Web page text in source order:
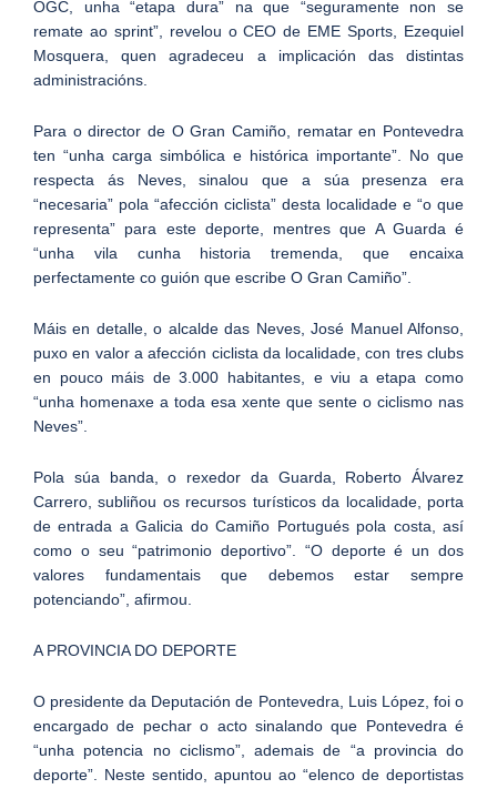
OGC, unha “etapa dura” na que “seguramente non se
remate ao sprint”, revelou o CEO de EME Sports, Ezequiel
Mosquera, quen agradeceu a implicación das distintas
administracións.
Para o director de O Gran Camiño, rematar en Pontevedra
ten “unha carga simbólica e histórica importante”. No que
respecta ás Neves, sinalou que a súa presenza era
“necesaria” pola “afección ciclista” desta localidade e “o que
representa” para este deporte, mentres que A Guarda é
“unha vila cunha historia tremenda, que encaixa
perfectamente co guión que escribe O Gran Camiño”.
Máis en detalle, o alcalde das Neves, José Manuel Alfonso,
puxo en valor a afección ciclista da localidade, con tres clubs
en pouco máis de 3.000 habitantes, e viu a etapa como
“unha homenaxe a toda esa xente que sente o ciclismo nas
Neves”.
Pola súa banda, o rexedor da Guarda, Roberto Álvarez
Carrero, subliñou os recursos turísticos da localidade, porta
de entrada a Galicia do Camiño Portugués pola costa, así
como o seu “patrimonio deportivo”. “O deporte é un dos
valores fundamentais que debemos estar sempre
potenciando”, afirmou.
A PROVINCIA DO DEPORTE
O presidente da Deputación de Pontevedra, Luis López, foi o
encargado de pechar o acto sinalando que Pontevedra é
“unha potencia no ciclismo”, ademais de “a provincia do
deporte”. Neste sentido, apuntou ao “elenco de deportistas